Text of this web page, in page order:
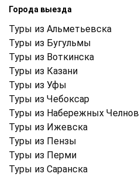
Города выезда
Туры из Альметьевска
Туры из Бугульмы
Туры из Воткинска
Туры из Казани
Туры из Уфы
Туры из Чебоксар
Туры из Набережных Челнов
Туры из Ижевска
Туры из Пензы
Туры из Перми
Туры из Саранска